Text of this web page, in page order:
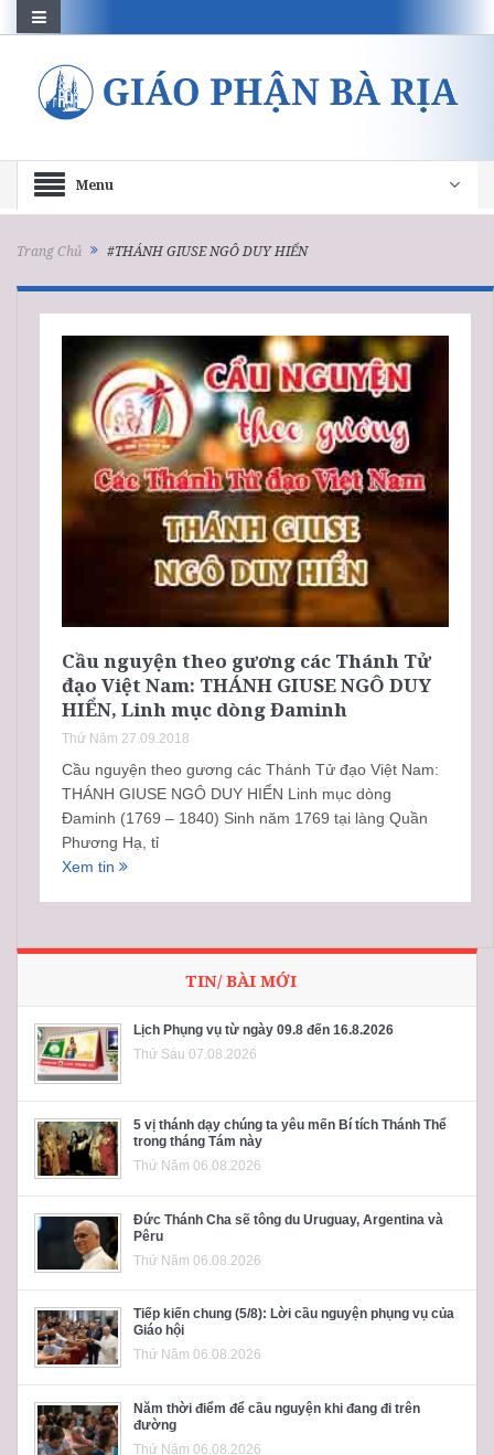
Menu
Trang Chủ #THÁNH GIUSE NGÔ DUY HIỂN
Cầu nguyện theo gương các Thánh Tử
đạo Việt Nam: THÁNH GIUSE NGÔ DUY
HIỂN, Linh mục dòng Đaminh
Thứ Năm 27.09.2018
Cầu nguyện theo gương các Thánh Tử đạo Việt Nam:
THÁNH GIUSE NGÔ DUY HIỂN Linh mục dòng
Đaminh (1769 – 1840) Sinh năm 1769 tại làng Quần
Phương Hạ, tỉ
Xem tin
TIN/ BÀI MỚI
Lịch Phụng vụ từ ngày 09.8 đến 16.8.2026
Thứ Sáu 07.08.2026
5 vị thánh dạy chúng ta yêu mến Bí tích Thánh Thể
trong tháng Tám này
Thứ Năm 06.08.2026
Đức Thánh Cha sẽ tông du Uruguay, Argentina và
Pêru
Thứ Năm 06.08.2026
Tiếp kiến chung (5/8): Lời cầu nguyện phụng vụ của
Giáo hội
Thứ Năm 06.08.2026
Năm thời điểm để cầu nguyện khi đang đi trên
đường
Thứ Năm 06.08.2026